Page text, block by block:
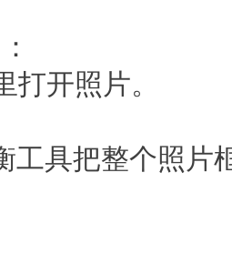
打开照片。
工具把整个照片